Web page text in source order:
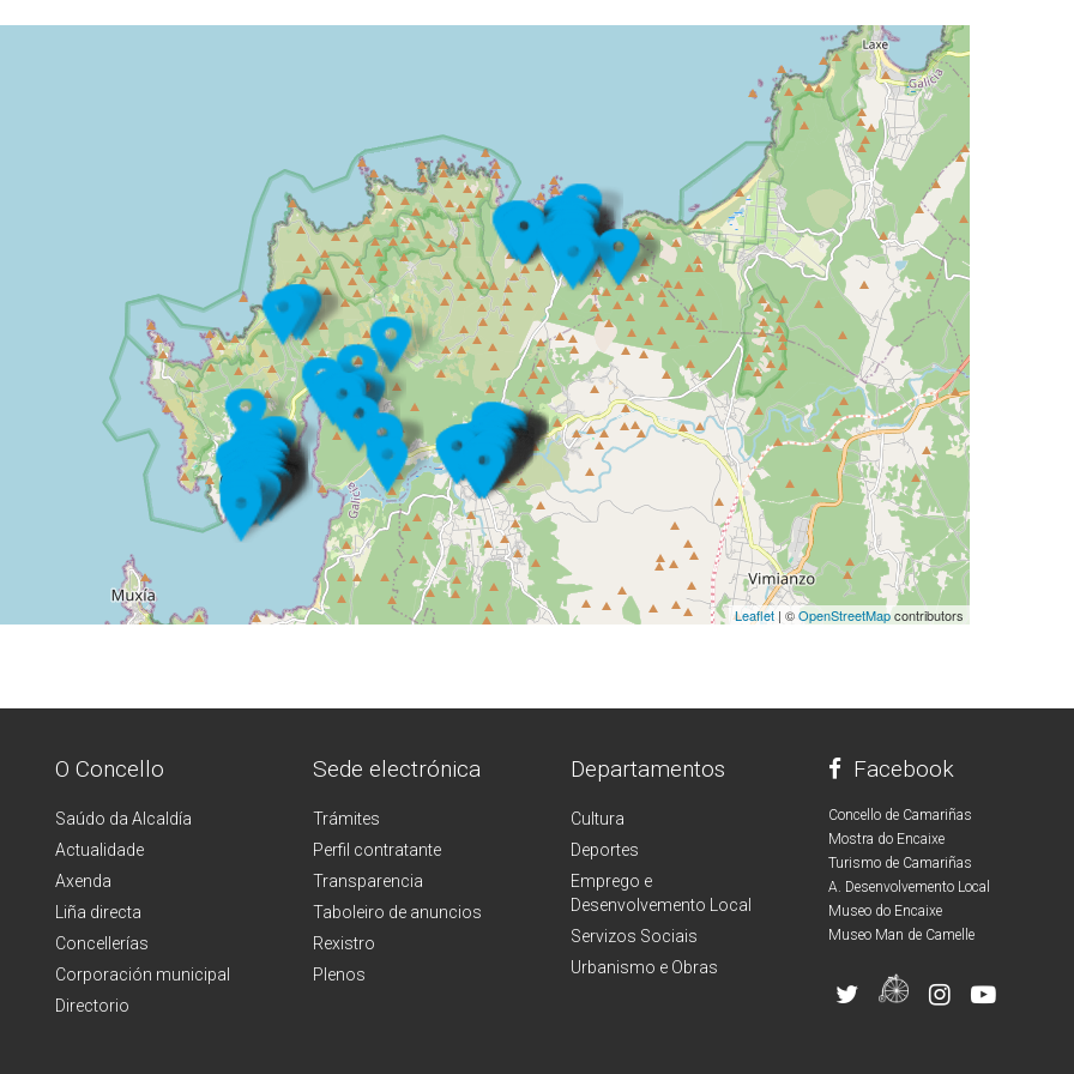
Leaflet | ©OpenStreetMapcontributors
O Concello
Saúdo da Alcaldía
Actualidade
Axenda
Liña directa
Concellerías
Corporación municipal
Directorio
Sede electrónica
Trámites
Perfil contratante
Transparencia
Taboleiro de anuncios
Rexistro
Plenos
Departamentos
Cultura
Deportes
Emprego e
Desenvolvemento Local
Servizos Sociais
Urbanismo e Obras
Facebook
Concello de Camariñas
Mostra do Encaixe
Turismo de Camariñas
A. Desenvolvemento Local
Museo do Encaixe
Museo Man de Camelle